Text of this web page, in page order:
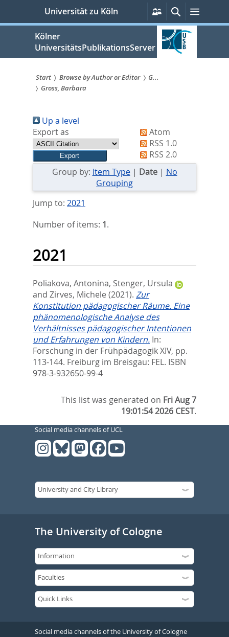
springen
Universität zu Köln
Persönliche
Services
Suche
Kölner
UniversitätsPublikationsServer
Sie
sind
hier:
Start Browse by Author or Editor
G...
Gross, Barbara
Up a level
Export as
Atom
RSS 1.0
RSS 2.0
Group by: Item Type| Date| No
Grouping
Jump to: 2021
Number of items: 1.
2021
Poliakova, Antonina, Stenger, Ursula
and Zirves, Michele (2021). Zur
Konstitution pädagogischer Räume. Eine
phänomenologische Analyse des
Verhältnisses pädagogischer Intentionen
und Erfahrungen von Kindern. In:
Forschung in der Frühpädagogik XIV, pp.
113-144. Freiburg im Breisgau: FEL. ISBN
978-3-932650-99-4
This list was generated on Fri Aug 7
19:01:54 2026 CEST.
Social media channels of UCL
The University of Cologne
Social media channels of the University of Cologne